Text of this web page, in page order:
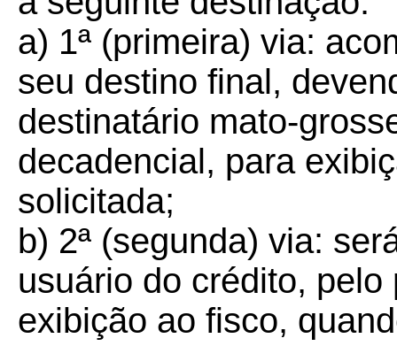
a) 1ª (primeira) via:
seu destino final,
destinatário mato-
decadencial, para
solicitada;
b) 2ª (segunda) via:
usuário do crédito,
exibição ao fisco,